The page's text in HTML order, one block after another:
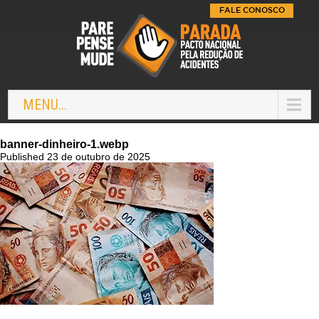
MENU...
FALE CONOSCO
banner-dinheiro-1.webp
Published 23 de outubro de 2025